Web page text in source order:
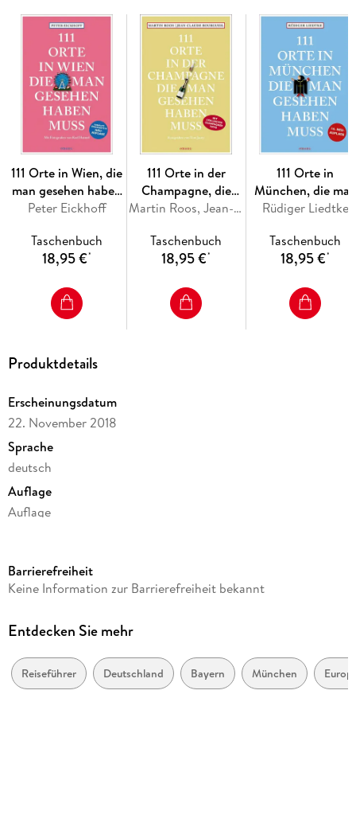
111 Orte in Wien, die
man gesehen haben
muss
Peter Eickhoff
Taschenbuch
18,95 €*
111 Orte in der
Champagne, die
man gesehen haben
Martin Roos, Jean-Claude Bourgueil
Taschenbuch
18,95 €*
111 Orte in
München, die man
gesehen haben
Rüdiger Liedtke
Taschenbuch
18,95 €*
Produktdetails
Erscheinungsdatum
22. November 2018
Sprache
deutsch
Auflage
Auflage
Reihe
Autor/Autorin
Verlag/Hersteller
Emons Verlag
Barrierefreiheit
Keine Information zur Barrierefreiheit bekannt
Entdecken Sie mehr
Reiseführer Deutschland Bayern München